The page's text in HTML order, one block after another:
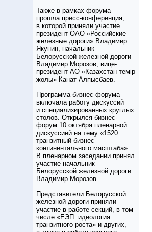
Также в рамках форума
прошла пресс-конференция,
в которой приняли участие
президент ОАО «Российские
железные дороги» Владимир
Якунин, начальник
Белорусской железной дороги
Владимир Морозов, вице-
президент АО «Казахстан темiр
жолы» Канат Алпысбаев.
Программа бизнес-форума
включала работу дискуссий
и специализированных круглых
столов. Открылся бизнес-
форум 10 октября пленарной
дискуссией на тему «1520:
транзитный бизнес
континентального масштаба».
В пленарном заседании принял
участие начальник
Белорусской железной дороги
Владимир Морозов.
Представители Белорусской
железной дороги приняли
участие в работе секций, в том
числе «ЕЭП: идеология
транзитного роста» и других,